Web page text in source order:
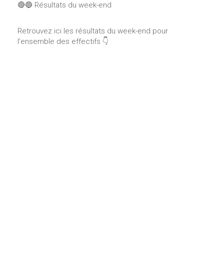
🔴🔵 Résultats du week-end
Retrouvez ici les résultats du week-end pour
l’ensemble des effectifs 👇